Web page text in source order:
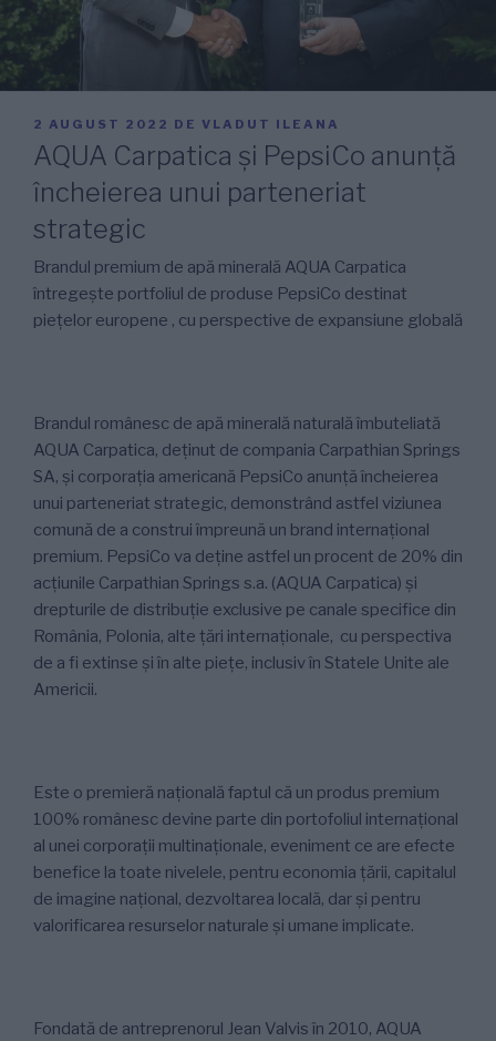
PUBLICAT
PE
2 AUGUST 2022 DE VLADUT ILEANA
AQUA Carpatica și PepsiCo anunță
încheierea unui parteneriat
strategic
Brandul premium de apă minerală AQUA Carpatica
întregește portfoliul de produse PepsiCo destinat
piețelor europene , cu perspective de expansiune globală
Brandul românesc de apă minerală naturală îmbuteliată
AQUA Carpatica, deținut de compania Carpathian Springs
SA, și corporația americană PepsiCo anunță încheierea
unui parteneriat strategic, demonstrând astfel viziunea
comună de a construi împreună un brand internațional
premium. PepsiCo va deține astfel un procent de 20% din
acțiunile Carpathian Springs s.a. (AQUA Carpatica) și
drepturile de distribuție exclusive pe canale specifice din
România, Polonia, alte țări internaționale, cu perspectiva
de a fi extinse și în alte piețe, inclusiv în Statele Unite ale
Americii.
Este o premieră națională faptul că un produs premium
100% românesc devine parte din portofoliul internațional
al unei corporații multinaționale, eveniment ce are efecte
benefice la toate nivelele, pentru economia țării, capitalul
de imagine național, dezvoltarea locală, dar și pentru
valorificarea resurselor naturale și umane implicate.
Fondată de antreprenorul Jean Valvis în 2010, AQUA